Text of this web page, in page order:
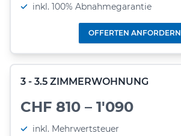
inkl. 100% Abnahmegarantie
OFFERTEN ANFORDERN
3 - 3.5 ZIMMERWOHNUNG
CHF 810 – 1'090
inkl. Mehrwertsteuer